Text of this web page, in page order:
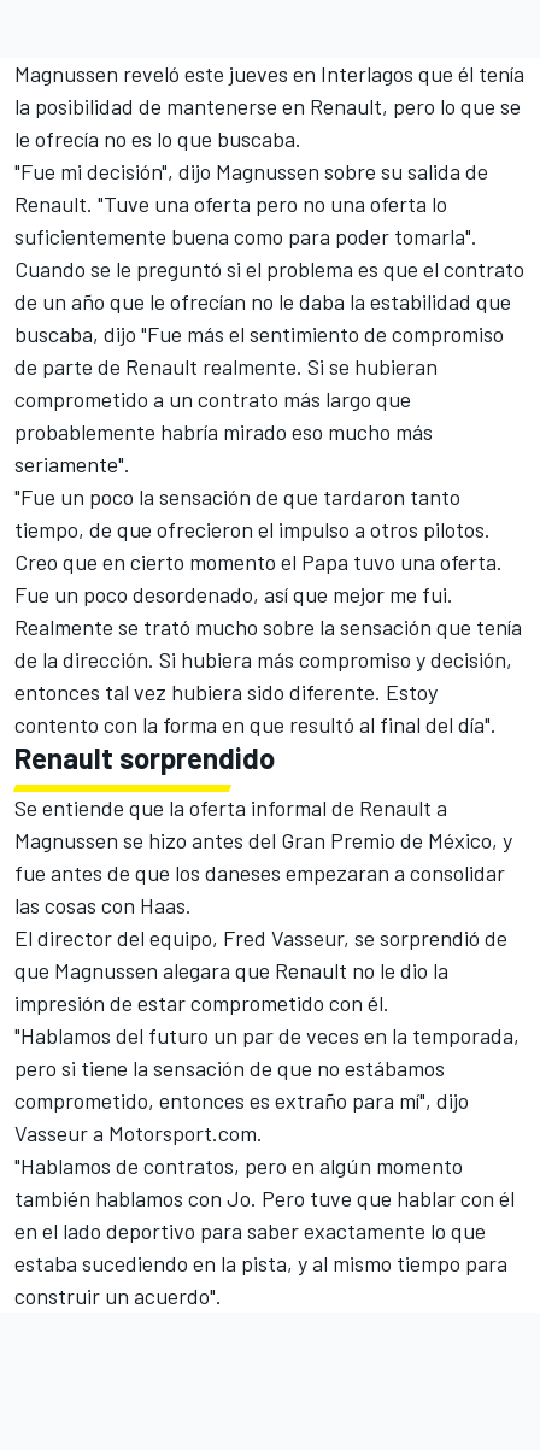
Magnussen reveló este jueves en Interlagos que él tenía
la posibilidad de mantenerse en Renault, pero lo que se
le ofrecía no es lo que buscaba.
"Fue mi decisión", dijo Magnussen sobre su salida de
Renault. "Tuve una oferta pero no una oferta lo
suficientemente buena como para poder tomarla".
Cuando se le preguntó si el problema es que el contrato
de un año que le ofrecían no le daba la estabilidad que
buscaba, dijo "Fue más el sentimiento de compromiso
de parte de Renault realmente. Si se hubieran
comprometido a un contrato más largo que
probablemente habría mirado eso mucho más
seriamente".
"Fue un poco la sensación de que tardaron tanto
tiempo, de que ofrecieron el impulso a otros pilotos.
Creo que en cierto momento el Papa tuvo una oferta.
Fue un poco desordenado, así que mejor me fui.
Realmente se trató mucho sobre la sensación que tenía
de la dirección. Si hubiera más compromiso y decisión,
entonces tal vez hubiera sido diferente. Estoy
contento con la forma en que resultó al final del día".
Renault sorprendido
Se entiende que la oferta informal de Renault a
Magnussen se hizo antes del Gran Premio de México, y
fue antes de que los daneses empezaran a consolidar
las cosas con Haas.
El director del equipo, Fred Vasseur, se sorprendió de
que Magnussen alegara que Renault no le dio la
impresión de estar comprometido con él.
"Hablamos del futuro un par de veces en la temporada,
pero si tiene la sensación de que no estábamos
comprometido, entonces es extraño para mí", dijo
Vasseur a Motorsport.com.
"Hablamos de contratos, pero en algún momento
también hablamos con Jo. Pero tuve que hablar con él
en el lado deportivo para saber exactamente lo que
estaba sucediendo en la pista, y al mismo tiempo para
construir un acuerdo".